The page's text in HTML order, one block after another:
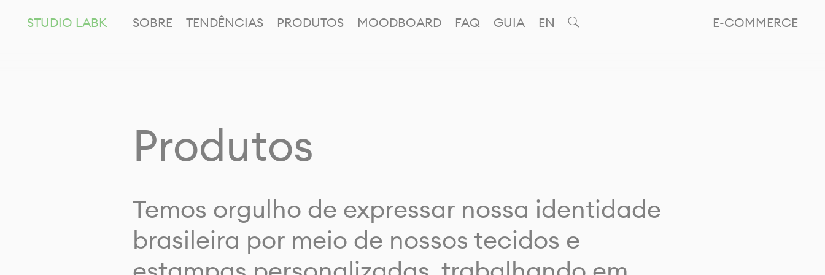
E-COMMERCE
STUDIO LABK SOBRE TENDÊNCIAS PRODUTOS MOODBOARD FAQ GUIA EN
Produtos
Temos orgulho de expressar nossa identidade
brasileira por meio de nossos tecidos e